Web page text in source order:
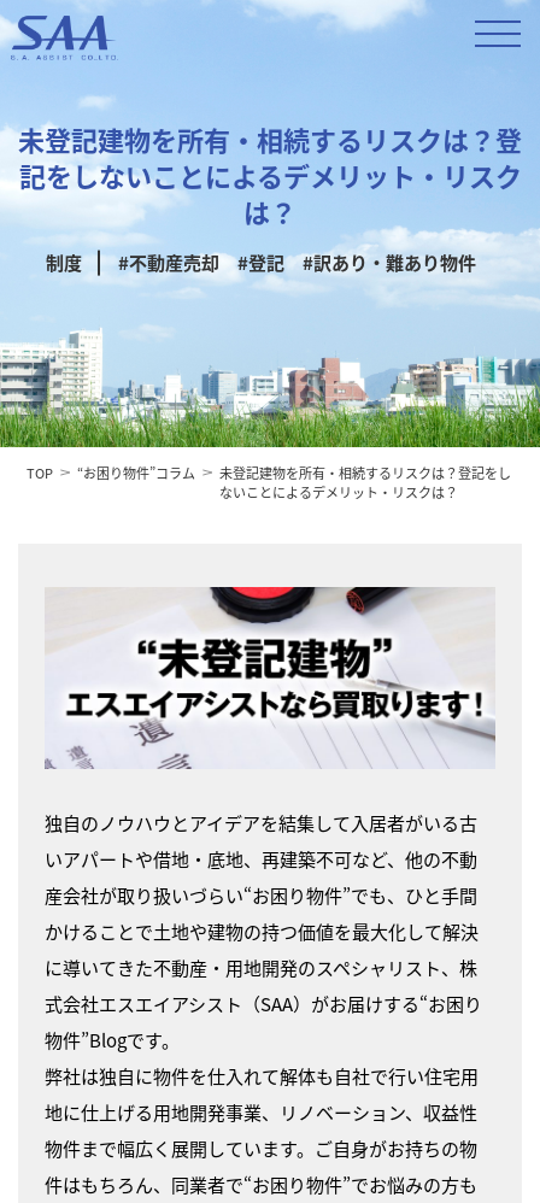
未登記建物を所有・相続するリスクは？登
記をしないことによるデメリット・リスク
は？
制度 #不動産売却 #登記 #訳あり・難あり物件
TOP “お困り物件”コラム
未登記建物を所有・相続するリスクは？登記をし
ないことによるデメリット・リスクは？
独自のノウハウとアイデアを結集して入居者がいる古
いアパートや借地・底地、再建築不可など、他の不動
産会社が取り扱いづらい“お困り物件”でも、ひと手間
かけることで土地や建物の持つ価値を最大化して解決
に導いてきた不動産・用地開発のスペシャリスト、株
式会社エスエイアシスト（SAA）がお届けする“お困り
物件”Blogです。
弊社は独自に物件を仕入れて解体も自社で行い住宅用
地に仕上げる用地開発事業、リノベーション、収益性
物件まで幅広く展開しています。ご自身がお持ちの物
件はもちろん、同業者で“お困り物件”でお悩みの方も